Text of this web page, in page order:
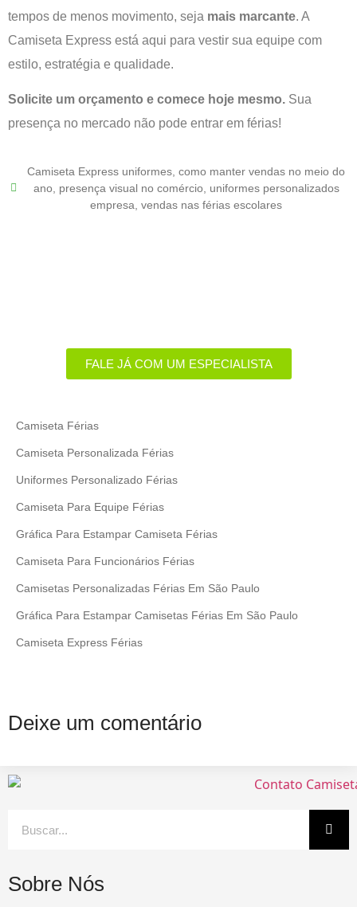
tempos de menos movimento, seja mais marcante. A
Camiseta Express está aqui para vestir sua equipe com
estilo, estratégia e qualidade.
Solicite um orçamento e comece hoje mesmo. Sua
presença no mercado não pode entrar em férias!
Camiseta Express uniformes como manter vendas no meio do
ano, presença visual no comércio, uniformes personalizados
empresa vendas nas férias escolares
FALE JÁ COM UM ESPECIALISTA
Camiseta Férias
Camiseta Personalizada Férias
Uniformes Personalizado Férias
Camiseta Para Equipe Férias
Gráfica Para Estampar Camiseta Férias
Camiseta Para Funcionários Férias
Camisetas Personalizadas Férias Em São Paulo
Gráfica Para Estampar Camisetas Férias Em São Paulo
Camiseta Express Férias
Deixe um comentário
Sobre Nós